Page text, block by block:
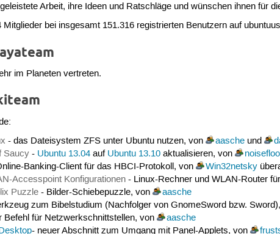
Arbeit, ihre Ideen und Ratschläge und wünschen ihnen für
Mitglieder bei insgesamt 151.316 registrierten Benutzern auf
im Planeten vertreten.
- das Dateisystem ZFS unter Ubuntu nutzen, von aascheund
Saucy- Ubuntu 13.04auf Ubuntu 13.10aktualisieren, von
Banking-Client für das HBCI-Protokoll, von Win32netsky
Accesspoint Konfigurationen- Linux-Rechner und WLAN-Router
Puzzle- Bilder-Schiebepuzzle, von
aasche
zum Bibelstudium (Nachfolger von GnomeSword bzw.
für Netzwerkschnittstellen, von
aasche
- neuer Abschnitt zum Umgang mit Panel-Applets, von